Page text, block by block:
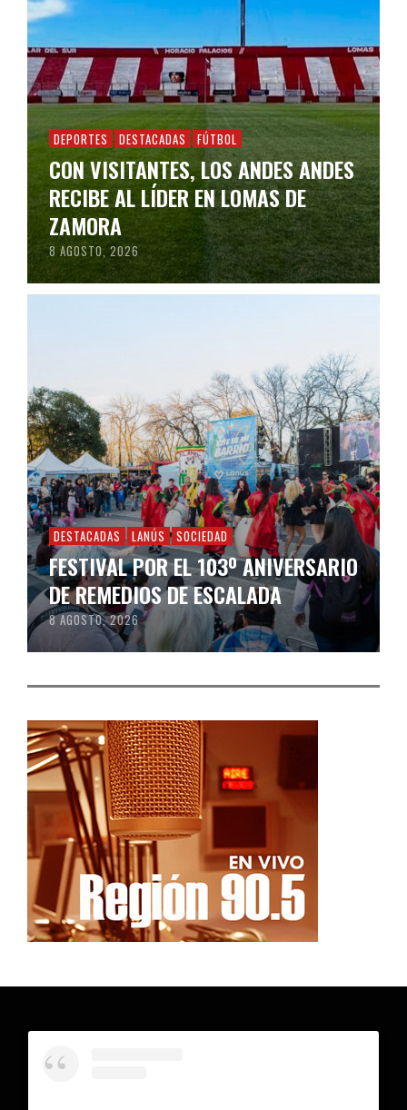
DEPORTES DESTACADAS FÚTBOL
CON VISITANTES, LOS ANDES ANDES
RECIBE AL LÍDER EN LOMAS DE
ZAMORA
8 AGOSTO, 2026
DESTACADAS LANÚS SOCIEDAD
FESTIVAL POR EL 103º ANIVERSARIO
DE REMEDIOS DE ESCALADA
8 AGOSTO, 2026